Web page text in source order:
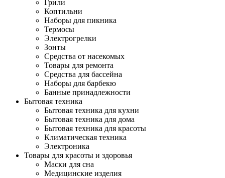
Грили
Коптильни
Наборы для пикника
Термосы
Электрогрелки
Зонты
Средства от насекомых
Товары для ремонта
Средства для бассейна
Наборы для барбекю
Банные принадлежности
Бытовая техника
Бытовая техника для кухни
Бытовая техника для дома
Бытовая техника для красоты
Климатическая техника
Электроника
Товары для красоты и здоровья
Маски для сна
Медицинские изделия